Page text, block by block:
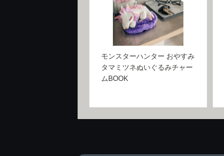
モンスターハンター おやすみ
タマミツネぬいぐるみチャー
ムBOOK